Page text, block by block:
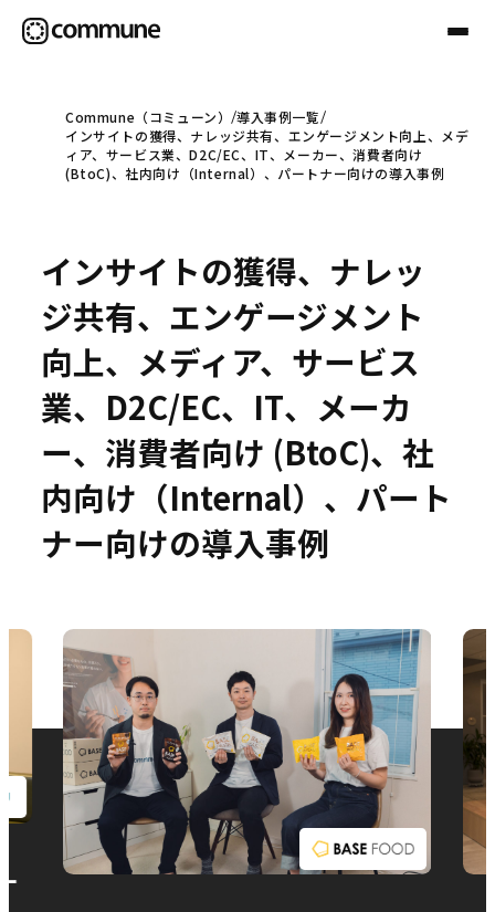
Communeについて
事例
お役立ち情報
Commune（コミューン）
導入事例一覧
インサイトの獲得、ナレッジ共有、エンゲージメント向上、メデ
ィア、サービス業、D2C/EC、IT、メーカー、消費者向け
(BtoC)、社内向け（Internal）、パートナー向けの導入事例
インサイトの獲得、ナレッ
ジ共有、エンゲージメント
向上、メディア、サービス
業、D2C/EC、IT、メーカ
ー、消費者向け (BtoC)、社
内向け（Internal）、パート
ナー向けの導入事例